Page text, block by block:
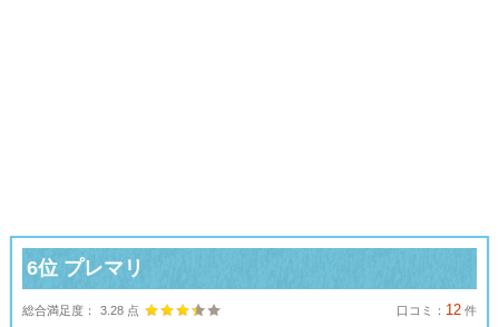
6位 プレマリ
口コミ： 12 件
総合満足度： 3.28点